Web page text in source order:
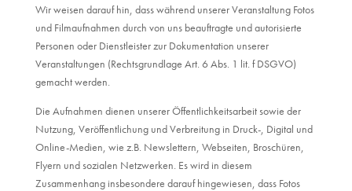
Wir weisen darauf hin, dass während unserer Veranstaltung Fotos
und Filmaufnahmen durch von uns beauftragte und autorisierte
Personen oder Dienstleister zur Dokumentation unserer
Veranstaltungen (Rechtsgrundlage Art. 6 Abs. 1 lit. f DSGVO)
gemacht werden.
Die Aufnahmen dienen unserer Öffentlichkeitsarbeit sowie der
Nutzung, Veröffentlichung und Verbreitung in Druck-, Digital und
Online-Medien, wie z.B. Newslettern, Webseiten, Broschüren,
Flyern und sozialen Netzwerken. Es wird in diesem
Zusammenhang insbesondere darauf hingewiesen, dass Fotos